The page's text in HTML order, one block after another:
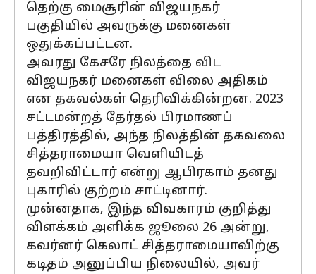
தெற்கு மைசூரின் விஜயநகர்
பகுதியில் அவருக்கு மனைகள்
ஒதுக்கப்பட்டன.
அவரது கேசரே நிலத்தை விட
விஜயநகர் மனைகள் விலை அதிகம்
என தகவல்கள் தெரிவிக்கின்றன. 2023
சட்டமன்றத் தேர்தல் பிரமாணப்
பத்திரத்தில், அந்த நிலத்தின் தகவலை
சித்தராமையா வெளியிடத்
தவறிவிட்டார் என்று ஆபிரகாம் தனது
புகாரில் குற்றம் சாட்டினார்.
முன்னதாக, இந்த விவகாரம் குறித்து
விளக்கம் அளிக்க ஜூலை 26 அன்று,
கவர்னர் கெலாட் சித்தராமையாவிற்கு
கடிதம் அனுப்பிய நிலையில், அவர்